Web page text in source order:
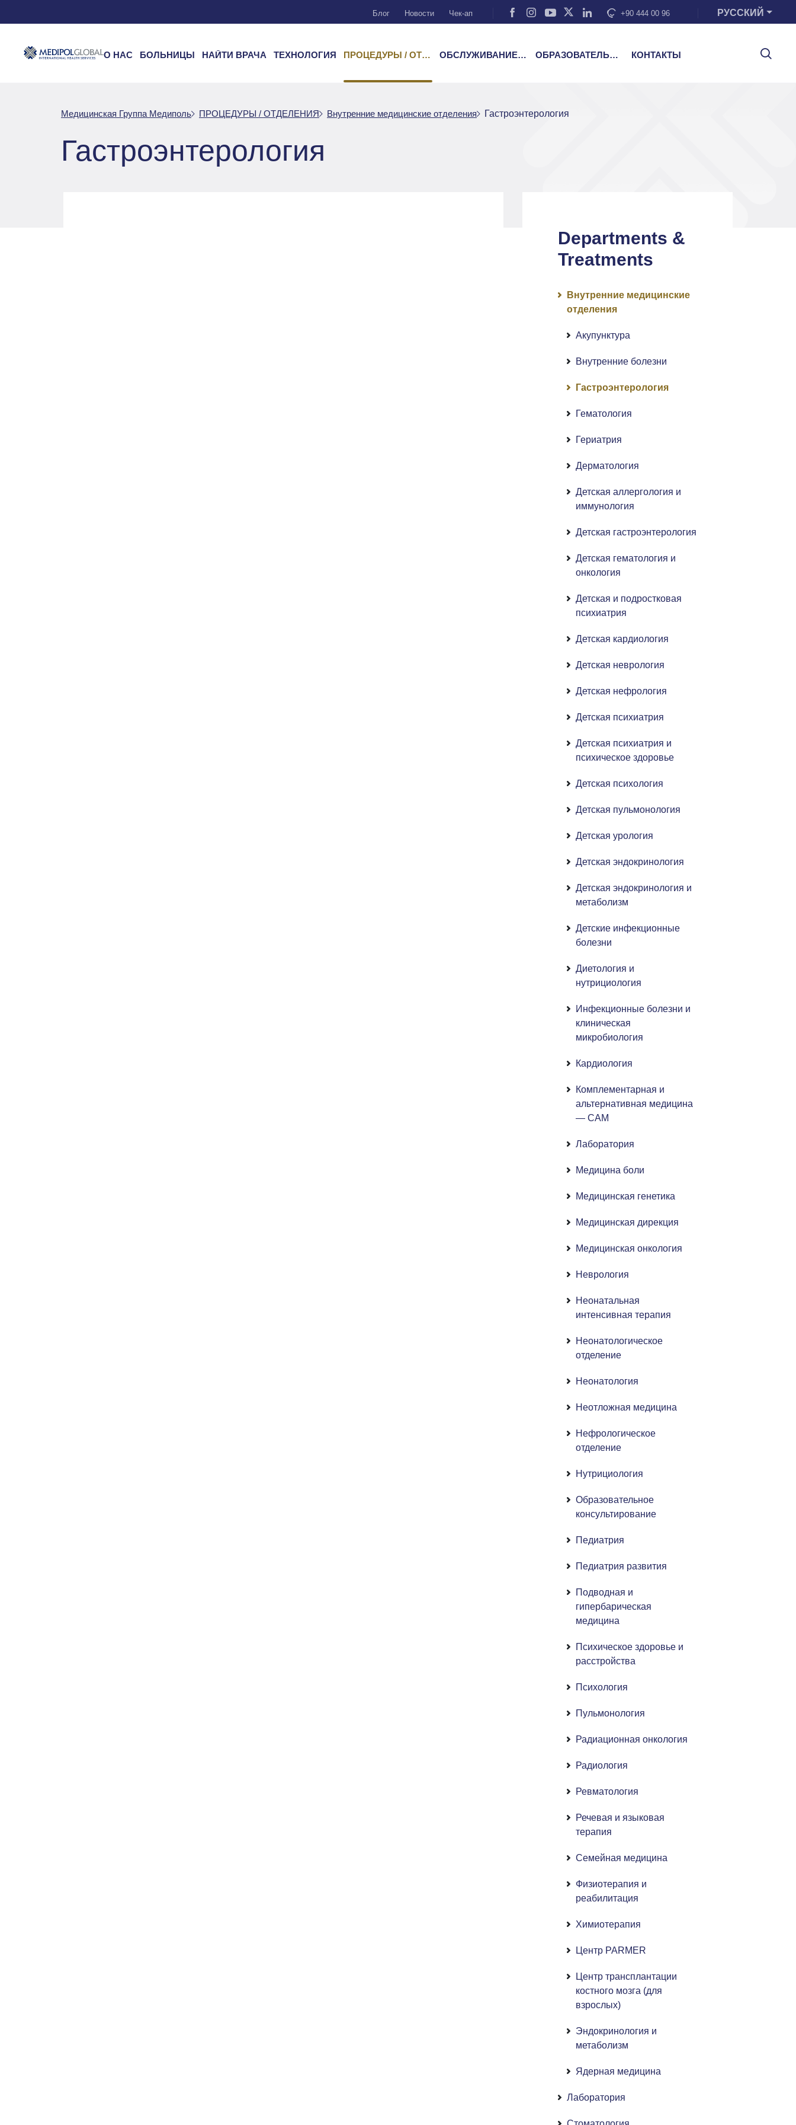
Блог Новости Чек-ап +90 444 00 96 РУССКИЙ
О НАС БОЛЬНИЦЫ НАЙТИ ВРАЧА ТЕХНОЛОГИЯ ПРОЦЕДУРЫ / ОТДЕЛЕНИЯ ОБСЛУЖИВАНИЕ ПАЦИЕНТОВ ОБРАЗОВАТЕЛЬНЫЕ УСЛУГИ КОНТАКТЫ
Медицинская Группа Медиполь ПРОЦЕДУРЫ / ОТДЕЛЕНИЯ Внутренние медицинские отделения Гастроэнтерология
Гастроэнтерология
Departments &
Treatments
Внутренние медицинские
отделения
Акупунктура
Внутренние болезни
Гастроэнтерология
Гематология
Гериатрия
Дерматология
Детская аллергология и
иммунология
Детская гастроэнтерология
Детская гематология и
онкология
Детская и подростковая
психиатрия
Детская кардиология
Детская неврология
Детская нефрология
Детская психиатрия
Детская психиатрия и
психическое здоровье
Детская психология
Детская пульмонология
Детская урология
Детская эндокринология
Детская эндокринология и
метаболизм
Детские инфекционные
болезни
Диетология и
нутрициология
Инфекционные болезни и
клиническая
микробиология
Кардиология
Комплементарная и
альтернативная медицина
— CAM
Лаборатория
Медицина боли
Медицинская генетика
Медицинская дирекция
Медицинская онкология
Неврология
Неонатальная
интенсивная терапия
Неонатологическое
отделение
Неонатология
Неотложная медицина
Нефрологическое
отделение
Нутрициология
Образовательное
консультирование
Педиатрия
Педиатрия развития
Подводная и
гипербарическая
медицина
Психическое здоровье и
расстройства
Психология
Пульмонология
Радиационная онкология
Радиология
Ревматология
Речевая и языковая
терапия
Семейная медицина
Физиотерапия и
реабилитация
Химиотерапия
Центр PARMER
Центр трансплантации
костного мозга (для
взрослых)
Эндокринология и
метаболизм
Ядерная медицина
Лаборатория